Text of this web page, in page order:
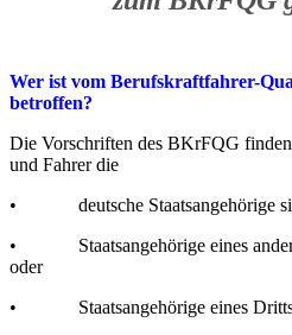
Wer ist vom Berufskraftfahrer-
betroffen?
Die Vorschriften des BKrFQG
und Fahrer die
• deutsche Staatsangehörige
• Staatsangehörige eines
oder
• Staatsangehörige eines